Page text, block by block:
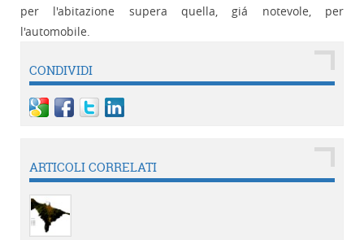
per l'abitazione supera quella, giá notevole, per
l'automobile.
CONDIVIDI
ARTICOLI CORRELATI